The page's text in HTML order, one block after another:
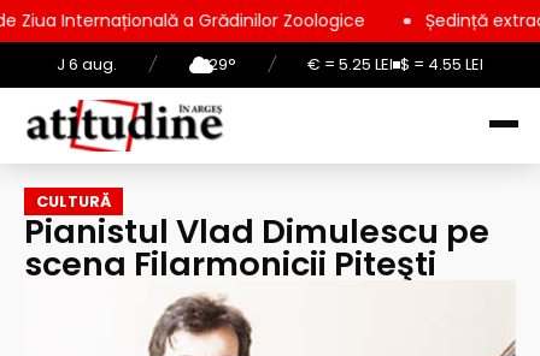
J 6 aug. / 29° / € = 5.25 LEI $ = 4.55 LEI
a Grădinilor Zoologice Ședință extraordinară la
CULTURĂ
Pianistul Vlad Dimulescu pe
scena Filarmonicii Piteşti